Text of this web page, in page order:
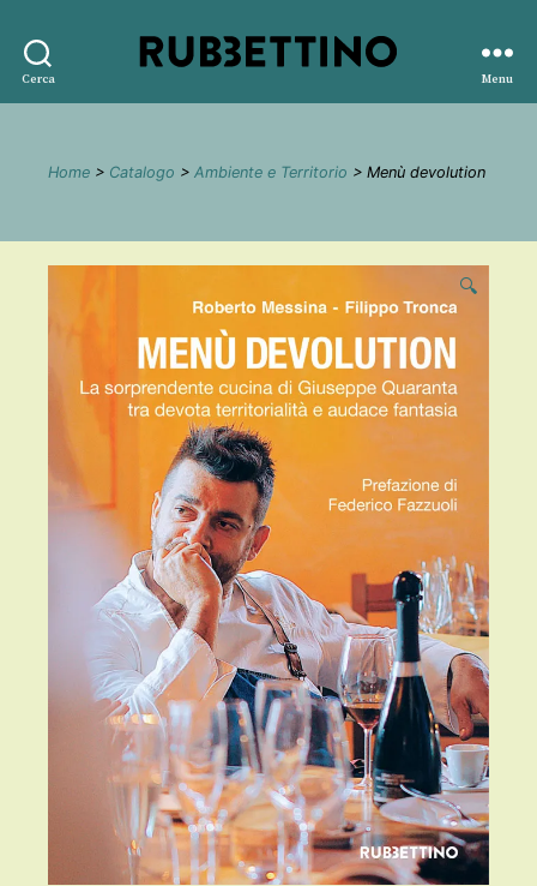
Cerca
editore
Menu
Home > Catalogo > Ambiente e Territorio > Menù devolution
🔍